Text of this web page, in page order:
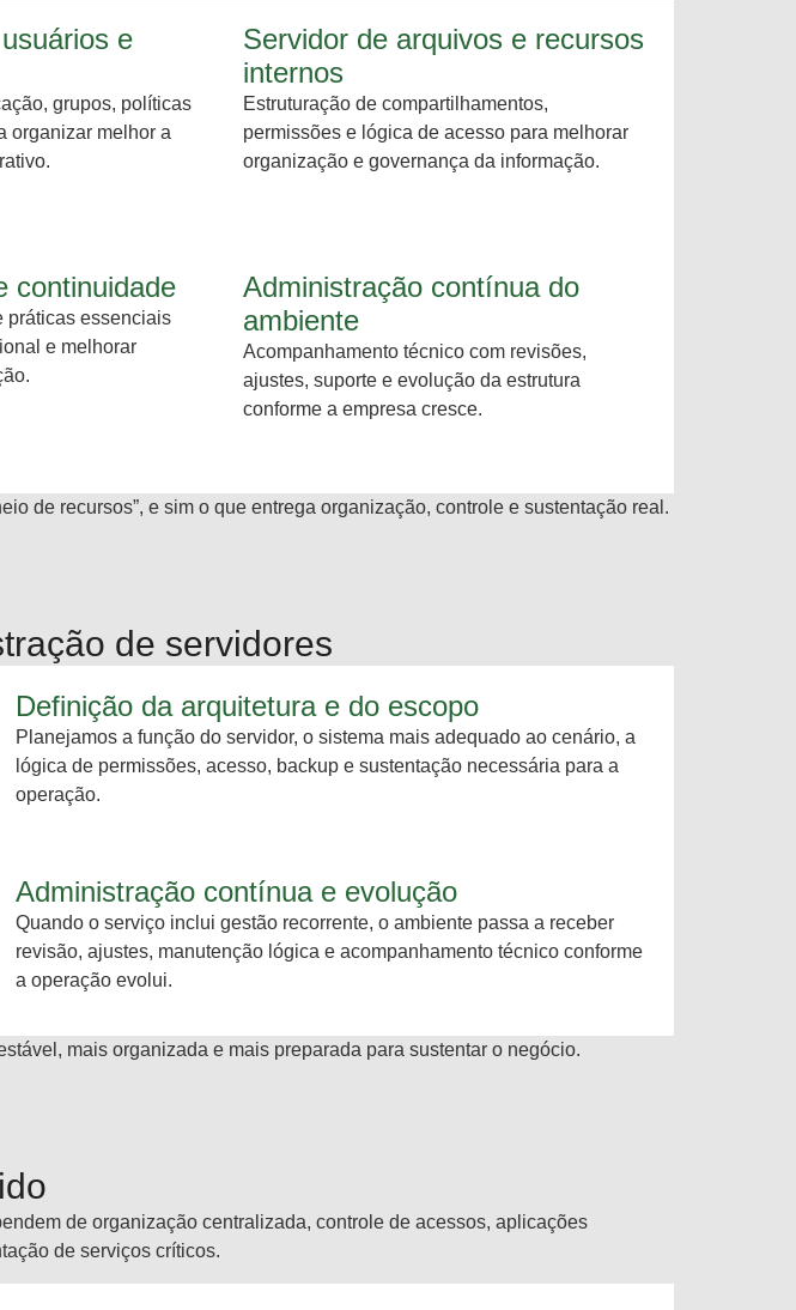
e
grupos, políticas
organizar melhor a
Servidor de arquivos e recursos
internos
Estruturação de compartilhamentos,
permissões e lógica de acesso para melhorar
organização e governança da informação.
continuidade
práticas essenciais
e melhorar
Administração contínua do
ambiente
Acompanhamento técnico com revisões,
ajustes, suporte e evolução da estrutura
conforme a empresa cresce.
de recursos”, e sim o que entrega organização, controle e sustentação real.
de servidores
Definição da arquitetura e do escopo
Planejamos a função do servidor, o sistema mais adequado ao cenário, a
lógica de permissões, acesso, backup e sustentação necessária para a
operação.
Administração contínua e evolução
Quando o serviço inclui gestão recorrente, o ambiente passa a receber
revisão, ajustes, manutenção lógica e acompanhamento técnico conforme
a operação evolui.
mais organizada e mais preparada para sustentar o negócio.
de organização centralizada, controle de acessos, aplicações
de serviços críticos.